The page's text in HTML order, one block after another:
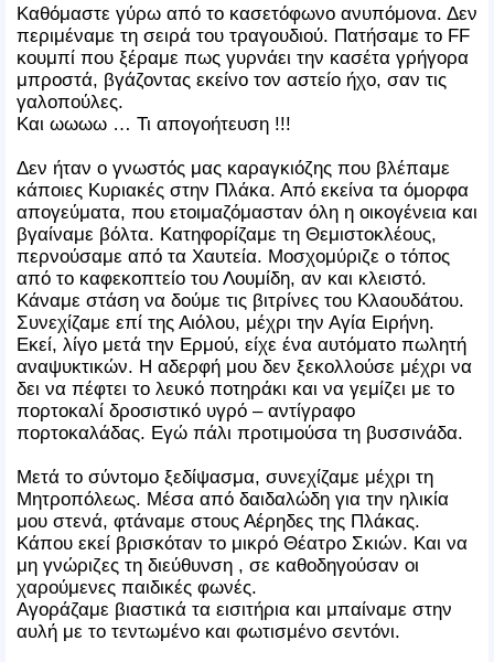
Καθόμαστε γύρω από το κασετόφωνο ανυπόμονα. Δεν
περιμέναμε τη σειρά του τραγουδιού. Πατήσαμε το FF
κουμπί που ξέραμε πως γυρνάει την κασέτα γρήγορα
μπροστά, βγάζοντας εκείνο τον αστείο ήχο, σαν τις
γαλοπούλες.
Και ωωωω … Τι απογοήτευση !!!
Δεν ήταν ο γνωστός μας καραγκιόζης που βλέπαμε
κάποιες Κυριακές στην Πλάκα. Από εκείνα τα όμορφα
απογεύματα, που ετοιμαζόμασταν όλη η οικογένεια και
βγαίναμε βόλτα. Κατηφορίζαμε τη Θεμιστοκλέους,
περνούσαμε από τα Χαυτεία. Μοσχομύριζε ο τόπος
από το καφεκοπτείο του Λουμίδη, αν και κλειστό.
Κάναμε στάση να δούμε τις βιτρίνες του Κλαουδάτου.
Συνεχίζαμε επί της Αιόλου, μέχρι την Αγία Ειρήνη.
Εκεί, λίγο μετά την Ερμού, είχε ένα αυτόματο πωλητή
αναψυκτικών. Η αδερφή μου δεν ξεκολλούσε μέχρι να
δει να πέφτει το λευκό ποτηράκι και να γεμίζει με το
πορτοκαλί δροσιστικό υγρό – αντίγραφο
πορτοκαλάδας. Εγώ πάλι προτιμούσα τη βυσσινάδα.
Μετά το σύντομο ξεδίψασμα, συνεχίζαμε μέχρι τη
Μητροπόλεως. Μέσα από δαιδαλώδη για την ηλικία
μου στενά, φτάναμε στους Αέρηδες της Πλάκας.
Κάπου εκεί βρισκόταν το μικρό Θέατρο Σκιών. Και να
μη γνώριζες τη διεύθυνση , σε καθοδηγούσαν οι
χαρούμενες παιδικές φωνές.
Αγοράζαμε βιαστικά τα εισιτήρια και μπαίναμε στην
αυλή με το τεντωμένο και φωτισμένο σεντόνι.